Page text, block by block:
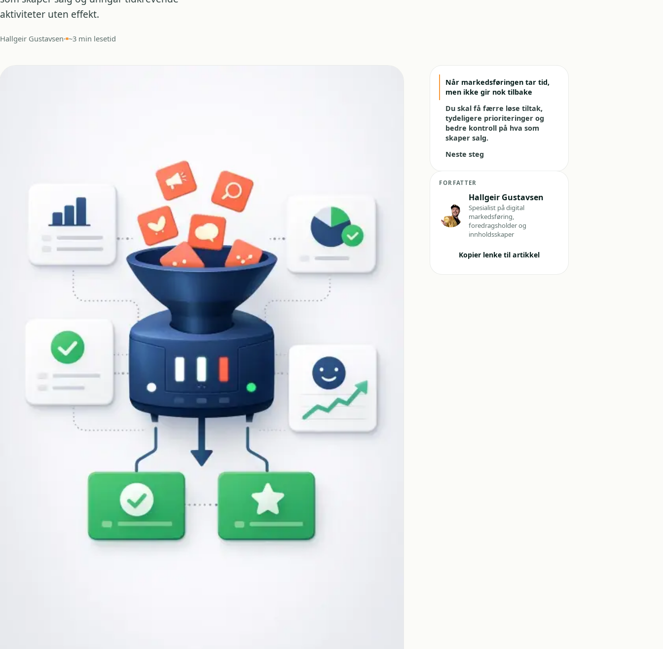
aktiviteter uten effekt.
Hallgeir Gustavsen· ~3 min lesetid
Når markedsføringen tar tid,
men ikke gir nok tilbake
Du skal få færre løse tiltak,
tydeligere prioriteringer og
bedre kontroll på hva som
skaper salg.
Neste steg
FORFATTER
Hallgeir Gustavsen
Spesialist på digital
markedsføring,
foredragsholder og
innholdsskaper
Kopier lenke til artikkel